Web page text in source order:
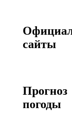
сайты
Прогноз
погоды